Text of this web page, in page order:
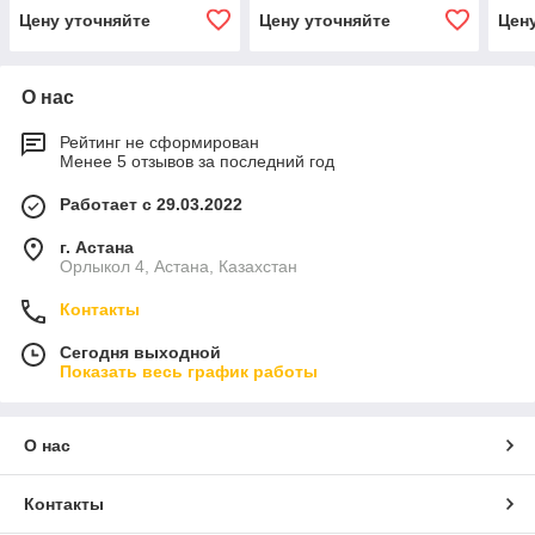
Цену уточняйте Цену уточняйте
О нас
Рейтинг не сформирован
Менее 5 отзывов за последний год
Работает с 29.03.2022
г. Астана
Орлыкол 4, Астана, Казахстан
Контакты
Сегодня выходной
Показать весь график работы
О нас
Контакты